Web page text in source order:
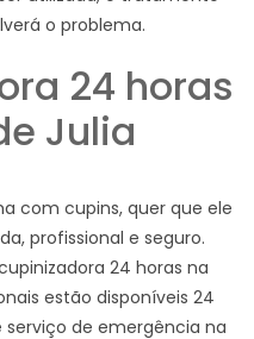
o problema.
24 horas
Julia
com cupins, quer que ele
profissional e seguro.
24 horas na
estão disponíveis 24
de emergência na